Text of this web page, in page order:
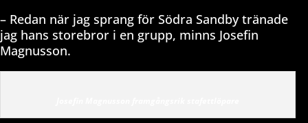
– Redan när jag sprang för Södra Sandby tränade
jag hans storebror i en grupp, minns Josefin
Magnusson.